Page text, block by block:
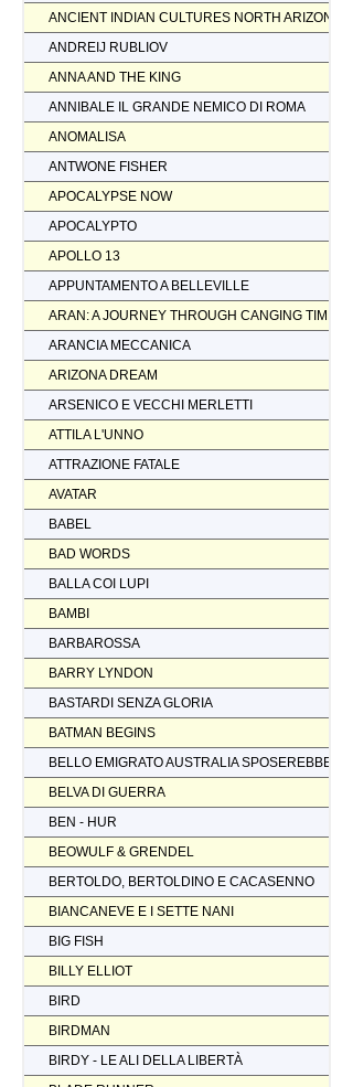
ANCIENT INDIAN CULTURES NORTH ARIZONA
ANDREIJ RUBLIOV
ANNA AND THE KING
ANNIBALE IL GRANDE NEMICO DI ROMA
ANOMALISA
ANTWONE FISHER
APOCALYPSE NOW
APOCALYPTO
APOLLO 13
APPUNTAMENTO A BELLEVILLE
ARAN: A JOURNEY THROUGH CANGING TIMES
ARANCIA MECCANICA
ARIZONA DREAM
ARSENICO E VECCHI MERLETTI
ATTILA L'UNNO
ATTRAZIONE FATALE
AVATAR
BABEL
BAD WORDS
BALLA COI LUPI
BAMBI
BARBAROSSA
BARRY LYNDON
BASTARDI SENZA GLORIA
BATMAN BEGINS
BELLO EMIGRATO AUSTRALIA SPOSEREBBE
BELVA DI GUERRA
BEN - HUR
BEOWULF & GRENDEL
BERTOLDO, BERTOLDINO E CACASENNO
BIANCANEVE E I SETTE NANI
BIG FISH
BILLY ELLIOT
BIRD
BIRDMAN
BIRDY - LE ALI DELLA LIBERTÀ